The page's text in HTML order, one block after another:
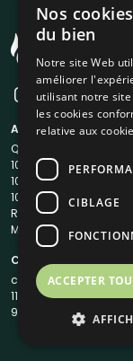
A propos
Qui sommes-nous ?
1001Salles
1001Salles PRO
1001DJ
Reserverunbar
MP2
Contacts
11 Rue Maurice
94200 Ivry-sur-Seine
Nos
du bien
Notre site Web
améliorer
utilisant notre site
les cookies
relative aux
CIBLAGE
ACCEPTER